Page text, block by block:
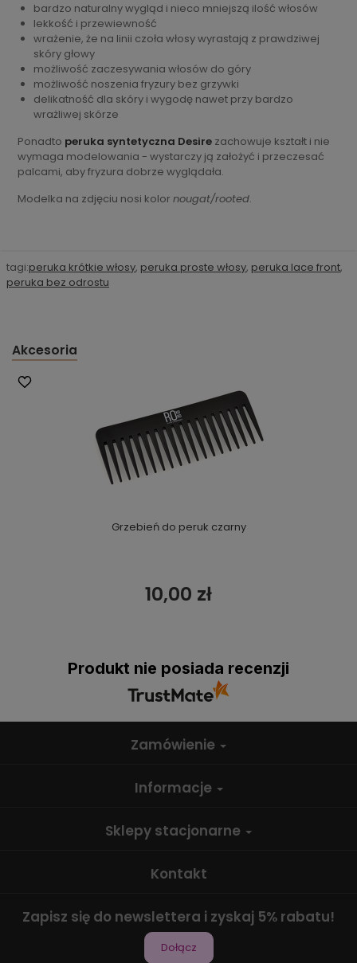
bardzo naturalny wygląd i nieco mniejszą ilość włosów
lekkość i przewiewność
wrażenie, że na linii czoła włosy wyrastają z prawdziwej
skóry głowy
możliwość zaczesywania włosów do góry
możliwość noszenia fryzury bez grzywki
delikatność dla skóry i wygodę nawet przy bardzo
wrażliwej skórze
Ponadto peruka syntetyczna Desire zachowuje kształt i nie
wymaga modelowania - wystarczy ją założyć i przeczesać
palcami, aby fryzura dobrze wyglądała.
Modelka na zdjęciu nosi kolor nougat/rooted.
tagi:peruka krótkie włosy, peruka proste włosy, peruka lace front,
peruka bez odrostu
Akcesoria
Grzebień do peruk czarny
10,00 zł
Produkt nie posiada recenzji
Zamówienie
Informacje
Sklepy stacjonarne
Kontakt
Zapisz się do newslettera i zyskaj 5% rabatu!
Dołącz